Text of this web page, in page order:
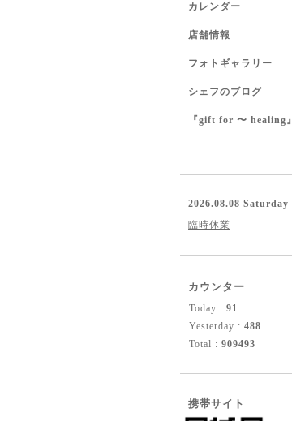
カレンダー
店舗情報
フォトギャラリー
シェフのブログ
『gift for 〜 healing』
2026.08.08 Saturday
臨時休業
カウンター
Today : 91
Yesterday : 488
Total : 909493
携帯サイト